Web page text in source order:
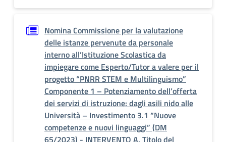
Nomina Commissione per la valutazione
delle istanze pervenute da personale
interno all’Istituzione Scolastica da
impiegare come Esperto/Tutor a valere per il
progetto “PNRR STEM e Multilinguismo”
Componente 1 – Potenziamento dell’offerta
dei servizi di istruzione: dagli asili nido alle
Università – Investimento 3.1 “Nuove
competenze e nuovi linguaggi” (DM
65/2023) - INTERVENTO A. Titolo del